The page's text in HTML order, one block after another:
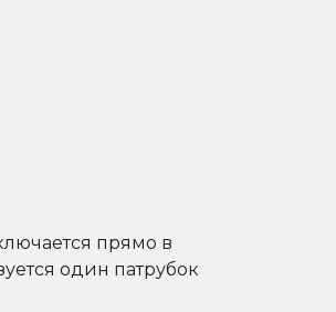
прямо в
один патрубок